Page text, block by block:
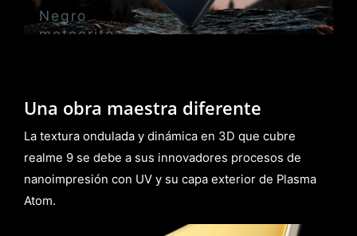
Negro
meteorito
Una obra maestra diferente
La textura ondulada y dinámica en 3D que cubre
realme 9 se debe a sus innovadores procesos de
nanoimpresión con UV y su capa exterior de Plasma
Atom.